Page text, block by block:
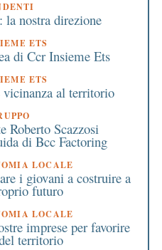
la nostra direzione
ETS
di Ccr Insieme Ets
ETS
vicinanza al territorio
Roberto Scazzosi
di Bcc Factoring
LOCALE
i giovani a costruire a
futuro
LOCALE
imprese per favorire
territorio